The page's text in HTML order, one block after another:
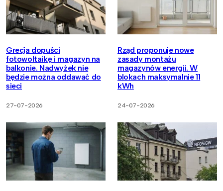
Grecja dopuści
fotowoltaikę i magazyn na
balkonie. Nadwyżek nie
będzie można oddawać do
sieci
27-07-2026
Rząd proponuje nowe
zasady montażu
magazynów energii. W
blokach maksymalnie 11
kWh
24-07-2026